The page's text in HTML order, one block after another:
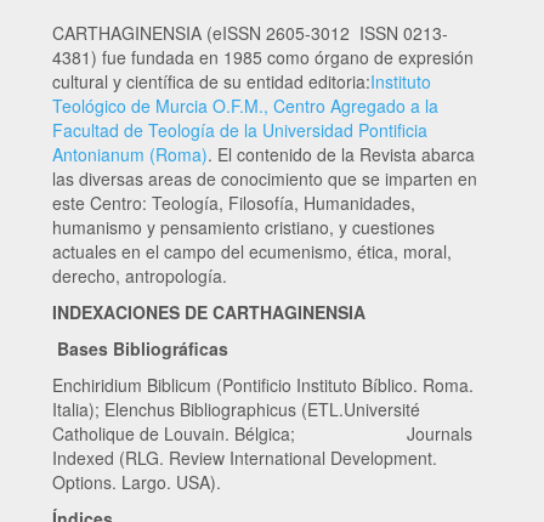
CARTHAGINENSIA (eISSN 2605-3012 ISSN 0213-
4381) fue fundada en 1985 como órgano de expresión
cultural y científica de su entidad editoria:Instituto
Teológico de Murcia O.F.M., Centro Agregado a la
Facultad de Teología de la Universidad Pontificia
Antonianum (Roma). El contenido de la Revista abarca
las diversas areas de conocimiento que se imparten en
este Centro: Teología, Filosofía, Humanidades,
humanismo y pensamiento cristiano, y cuestiones
actuales en el campo del ecumenismo, ética, moral,
derecho, antropología.
INDEXACIONES DE CARTHAGINENSIA
Bases Bibliográficas
Enchiridium Biblicum (Pontificio Instituto Bíblico. Roma.
Italia); Elenchus Bibliographicus (ETL.Université
Catholique de Louvain. Bélgica; Journals
Indexed (RLG. Review International Development.
Options. Largo. USA).